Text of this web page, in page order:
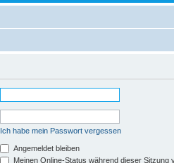
Ich habe mein Passwort vergessen
Angemeldet bleiben
Meinen Online-Status während dieser Sitzung